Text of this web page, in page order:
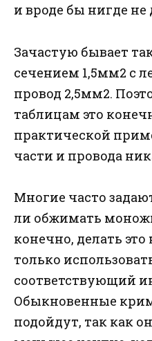
и вроде бы нигде
Зачастую бывает
сечением 1,5мм2 с
провод 2,5мм2.
таблицам это
практической
части и провода
Многие часто
ли обжимать
конечно, делать это
только
соответствующий
Обыкновенные
подойдут, так как